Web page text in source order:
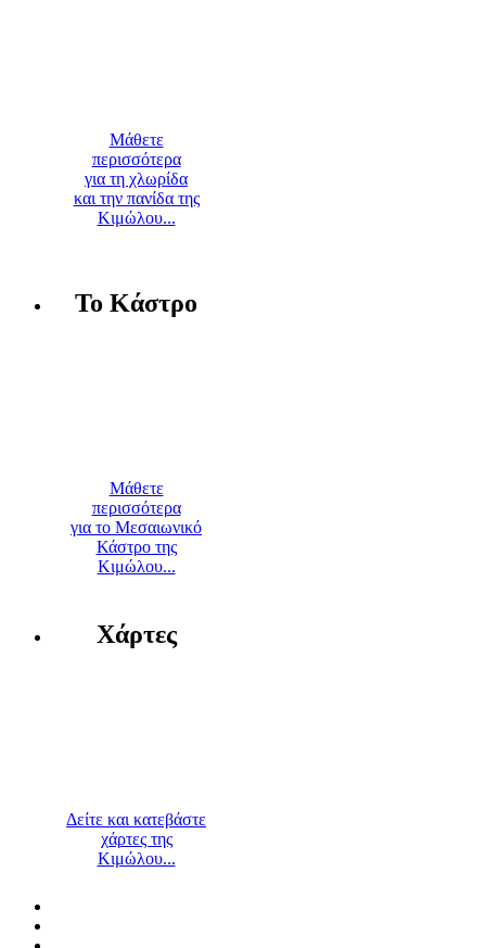
Μάθετε
περισσότερα
για τη χλωρίδα
και την πανίδα της
Κιμώλου...
Το Κάστρο
Μάθετε
περισσότερα
για το Μεσαιωνικό
Κάστρο της
Κιμώλου...
Χάρτες
Δείτε και κατεβάστε
χάρτες της
Κιμώλου...